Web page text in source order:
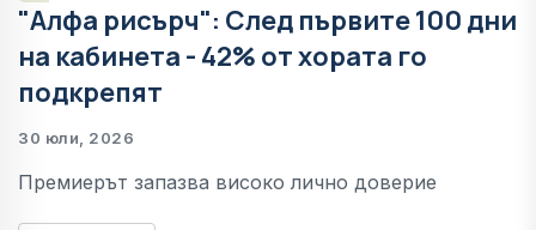
"Алфа рисърч": След първите 100 дни
на кабинета - 42% от хората го
подкрепят
30 юли, 2026
Премиерът запазва високо лично доверие